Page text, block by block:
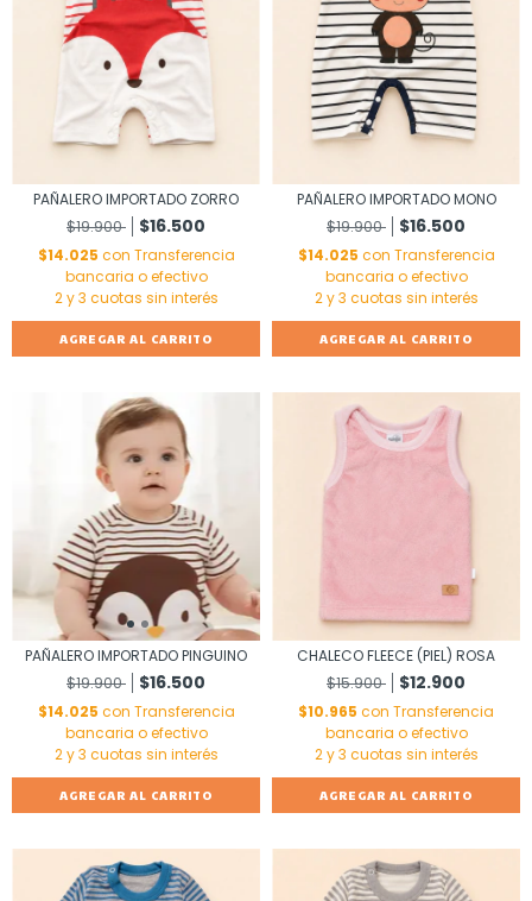
PAÑALERO IMPORTADO ZORRO
$19.900
$16.500
$14.025 con Transferencia
bancaria o efectivo
AGREGAR AL CARRITO
PAÑALERO IMPORTADO MONO
$19.900
$16.500
$14.025 con Transferencia
bancaria o efectivo
AGREGAR AL CARRITO
PAÑALERO IMPORTADO PINGUINO
$19.900
$16.500
$14.025 con Transferencia
bancaria o efectivo
AGREGAR AL CARRITO
CHALECO FLEECE (PIEL) ROSA
$15.900
$12.900
$10.965 con Transferencia
bancaria o efectivo
AGREGAR AL CARRITO